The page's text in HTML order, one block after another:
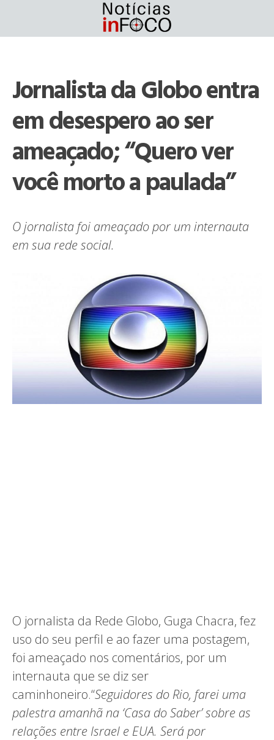
content
Jornalista da Globo entra
em desespero ao ser
ameaçado; “Quero ver
você morto a paulada”
O jornalista foi ameaçado por um internauta
em sua rede social.
O jornalista da Rede Globo, Guga Chacra, fez
uso do seu perfil e ao fazer uma postagem,
foi ameaçado nos comentários, por um
internauta que se diz ser
caminhoneiro.“Seguidores do Rio, farei uma
palestra amanhã na ‘Casa do Saber’ sobre as
relações entre Israel e EUA. Será por